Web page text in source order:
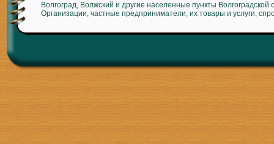
Волгоград, Волжский и другие населенные пункты Волгоградской
Организации, частные предприниматели, их товары и услуги,